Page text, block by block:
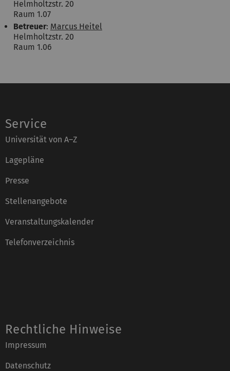
Helmholtzstr. 20
Raum 1.07
Betreuer: Marcus Heitel
Helmholtzstr. 20
Raum 1.06
Service
Universität von A–Z
Lagepläne
Presse
Stellenangebote
Veranstaltungskalender
Telefonverzeichnis
Rechtliche Hinweise
Impressum
Datenschutz